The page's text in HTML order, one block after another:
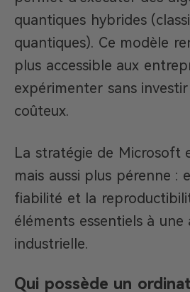
quantiques hybrides
quantiques). Ce modèle
plus accessible aux
expérimenter sans
coûteux.
La stratégie de Microsoft
mais aussi plus pérenne :
fiabilité et la
éléments essentiels à
industrielle.
Qui possède un